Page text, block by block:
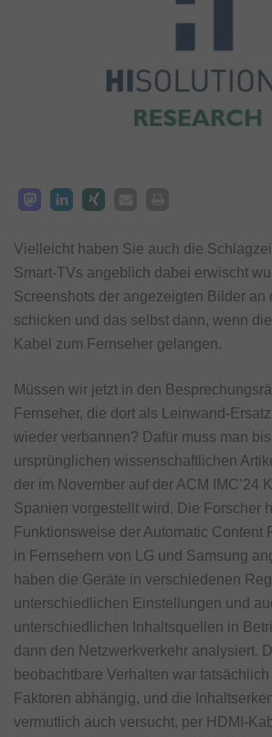
Vielleicht haben Sie auch die
Smart-TVs angeblich dabei erwischt
Screenshots der angezeigten Bilder an
schicken und das selbst dann, wenn
Kabel zum Fernseher gelangen.
Müssen wir jetzt in den
Fernseher, die dort als Leinwand-
wieder verbannen? Dafür muss man
ursprünglichen wissenschaftlichen
der im November auf der ACM IMC’24
Spanien vorgestellt wird. Die Forscher
Funktionsweise der Automatic Content
in Fernsehern von LG und Samsung
haben die Geräte in verschiedenen
unterschiedlichen Einstellungen und
unterschiedlichen Inhaltsquellen in
dann den Netzwerkverkehr analysiert.
beobachtbare Verhalten war
Faktoren abhängig, und die
vermutlich auch versucht, per HDMI-